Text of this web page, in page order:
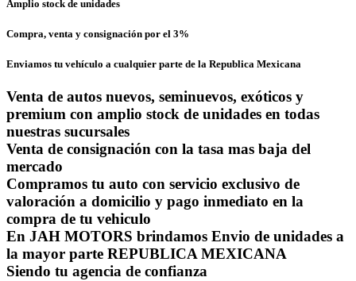
Amplio stock de unidades
Compra, venta y consignación por el 3%
Enviamos tu vehículo a cualquier parte de la Republica Mexicana
Venta de autos nuevos, seminuevos, exóticos y
premium con amplio stock de unidades en todas
nuestras sucursales
Venta de consignación con la tasa mas baja del
mercado
Compramos tu auto con servicio exclusivo de
valoración a domicilio y pago inmediato en la
compra de tu vehiculo
En JAH MOTORS brindamos Envio de unidades a
la mayor parte REPUBLICA MEXICANA
Siendo tu agencia de confianza